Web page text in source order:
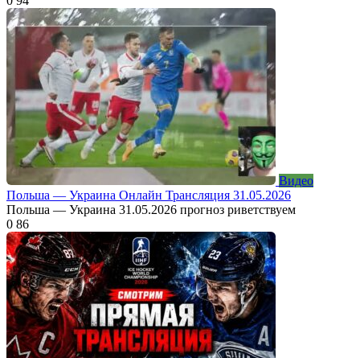
Видео
Польша — Украина Онлайн Трансляция 31.05.2026
Польша — Украина 31.05.2026 прогноз риветствуем
0 86